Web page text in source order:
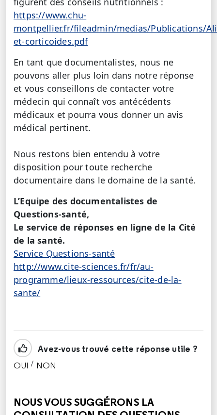
https://www.chu-
montpellier.fr/fileadmin/medias/Publications/
et-corticoides.pdf
En tant que documentalistes, nous ne
pouvons aller plus loin dans notre réponse
et vous conseillons de contacter votre
médecin qui connaît vos antécédents
médicaux et pourra vous donner un avis
médical pertinent.
Nous restons bien entendu à votre
disposition pour toute recherche
documentaire dans le domaine de la santé.
L’Equipe des documentalistes de
Questions-santé,
Le service de réponses en ligne de la Cité
de la santé.
Service Questions-santé
http://www.cite-sciences.fr/fr/au-
programme/lieux-ressources/cite-de-la-
sante/
Avez-vous trouvé cette réponse utile ?
OUI / NON
NOUS VOUS SUGGÉRONS LA